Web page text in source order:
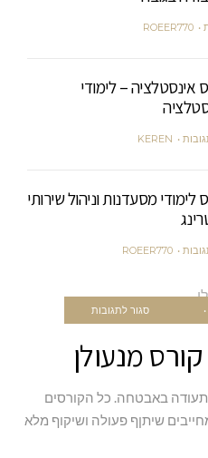
ROEER770
אינסטלציה – לימודי
KEREN
לימודי מסעדנות וניהול שירותי
ROEER770
סגור לתגובות
קורס
מנעולן
תעודה באבטחה. כל הקורסים
שיתןף פעולה ושיקוף מלא